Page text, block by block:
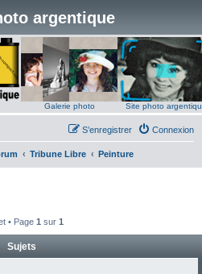
argentique
Galerie photo Site photo
Connexion
S’enregistrer
Tribune Libre Peinture
• Page 1 sur 1
Sujets